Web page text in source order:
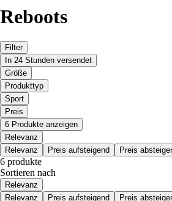
Reboots
Filter
In 24 Stunden versendet
Größe
Produkttyp
Sport
Preis
6 Produkte anzeigen
Relevanz
Relevanz
Preis aufsteigend Preis
6 produkte
Sortieren nach
Relevanz
Relevanz
Preis aufsteigend Preis